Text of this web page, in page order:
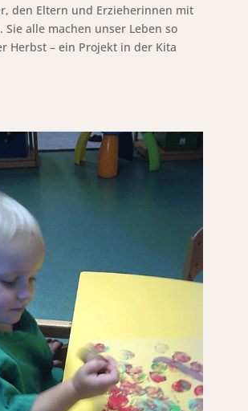
den Eltern und Erzieherinnen mit
Sie alle machen unser Leben so
Herbst – ein Projekt in der Kita